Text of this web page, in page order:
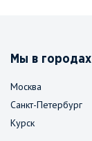
Мы в городах
Москва
Санкт-Петербург
Курск